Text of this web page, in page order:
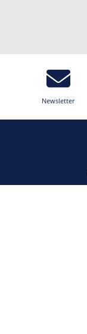
Newsletter